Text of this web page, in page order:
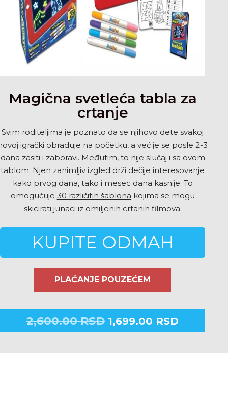
Magična svetleća tabla za
crtanje
Svim roditeljima je poznato da se njihovo dete svakoj
igrački obraduje na početku, a već je se posle 2-3
dana zasiti i zaboravi. Međutim, to nije slučaj i sa ovom
tablom. Njen zanimljiv izgled drži dečije interesovanje
kako prvog dana, tako i mesec dana kasnije. To
omogućuje 30 različitih šablona kojima se mogu
skicirati junaci iz omiljenih crtanih filmova.
KUPITE ODMAH
PLAĆANJE POUZEĆEM
2,600.00RSD 1,699.00 RSD